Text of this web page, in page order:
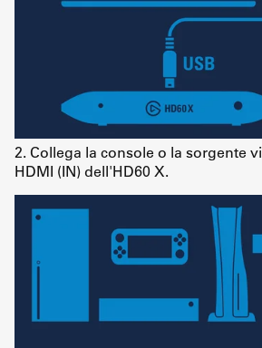
2. Collega la console o la sorgente
HDMI (IN) dell'HD60 X.